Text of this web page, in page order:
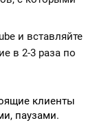
и вставляйте
в 2-3 раза по
клиенты
паузами.